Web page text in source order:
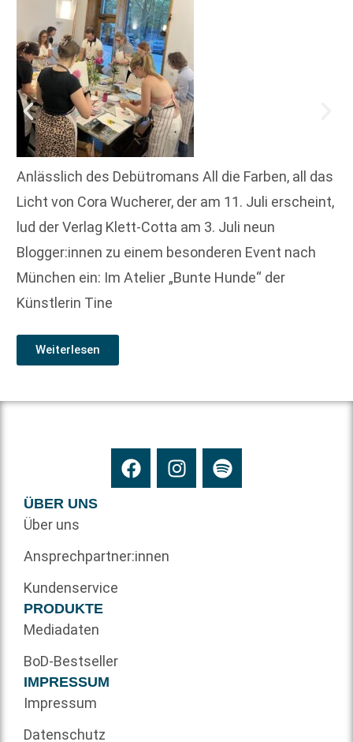
Anlässlich des Debütromans All die Farben, all das
Licht von Cora Wucherer, der am 11. Juli erscheint,
lud der Verlag Klett-Cotta am 3. Juli neun
Blogger:innen zu einem besonderen Event nach
München ein: Im Atelier „Bunte Hunde“ der
Künstlerin Tine
Weiterlesen
ÜBER UNS
Über uns
Ansprechpartner:innen
Kundenservice
PRODUKTE
Mediadaten
BoD-Bestseller
IMPRESSUM
Impressum
Datenschutz